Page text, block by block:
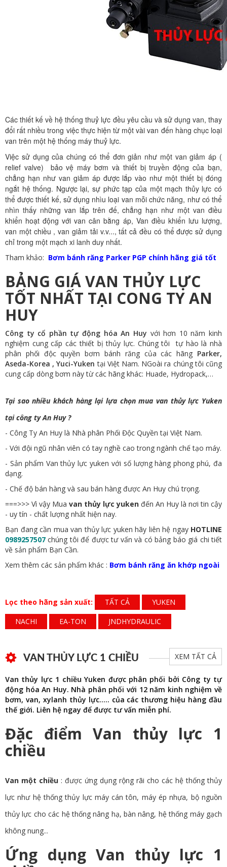
Các thiết kế về hệ thống thuỷ lực đều yêu cầu và sử dụng van, thay
đổi rất nhiều trong việc thực hiện từ một vài van đến hàng chục loại
van trên một hệ thống máy thuỷ lực.
Việc sử dụng của chúng có thể đơn giản như một van giảm áp (
relief valve) bảo vệ máy bơm và thiết bị truyền động của bạn,
chẳng hạn như van giảm áp được lắp vào như một thiết bị đóng
ngắt hệ thống. Ngược lại, sự phức tạp của một mạch thủy lực có
thể được thiết kế, sử dụng nhìu loại van mỗi chức năng, như có thể
nhìn thấy những van lắp trên đế, chẳng hạn như một van điều
khiển hoạt động với van cân bằng áp, Van điều khiển lưu lượng,
van một chiều , van giảm tải v.v..., tất cả đều có thể được sử dụng
chỉ trong một mạch xi lanh duy nhất.
Tham khảo: Bơm bánh răng Parker PGP chính hãng giá tốt
BẢNG GIÁ VAN THỦY LỰC
TỐT NHẤT TẠI CONG TY AN
HUY
Công ty cổ phần tự động hóa An Huy với hơn 10 năm kinh
nghiệm cung cấp các thiết bị thủy lực. Chúng tôi tự hào là nhà
phân phối độc quyền bơm bánh răng của các hãng Parker,
Aseda-Korea , Yuci-Yuken tại Việt Nam. NGoài ra chúng tôi cũng
cung cấp dòng bơm này từ các hãng khác: Huade, Hydropack,…
Tại sao nhiều khách hàng lại lựa chọn mua van thủy lực Yuken
tại công ty An Huy ?
- Công Ty An Huy là Nhà phân Phối Độc Quyền tại Việt Nam.
- Với đội ngũ nhân viên có tay nghề cao trong ngành chế tạo máy.
- Sản phẩm Van thủy lực yuken với số lượng hàng phong phú, đa
dạng.
- Chế độ bán hàng và sau bán hàng được An Huy chú trọng.
===>>> Vì vậy Mua van thủy lực yuken đến An Huy là nơi tin cậy
- uy tín - chất lượng nhất hiện nay.
Bạn đang cần mua van thủy lực yuken hãy liên hệ ngay HOTLINE
0989257507 chúng tôi để được tư vấn và có bảng báo giá chi tiết
về sản phẩm Bạn Cần.
Xem thêm các sản phẩm khác : Bơm bánh răng ăn khớp ngoài
Lọc theo hãng sản xuất: TẤT CẢ
YUKEN
NACHI
EA-TON JNDHYDRAULIC
VAN THỦY LỰC 1 CHIỀU XEM TẤT CẢ
Van thủy lực 1 chiềuYuken được phân phối bởi Công ty tự
động hóa An Huy. Nhà phân phối với 12 năm kinh nghiệm về
bơm, van, xylanh thủy lực….. của các thương hiệu hàng đầu
thế giới. Liên hệ ngay để được tư vấn miễn phí.
Đặc điểm Van thủy lực 1
chiều
Van một chiều : được ứng dụng rộng rãi cho các hệ thống thủy
lực như hệ thống thủy lực máy cán tôn, máy ép nhựa, bộ nguồn
thủy lực cho các hệ thống nâng hạ, bàn nâng, hệ thống máy gạch
không nung...
Ứng dụng Van thủy lực 1